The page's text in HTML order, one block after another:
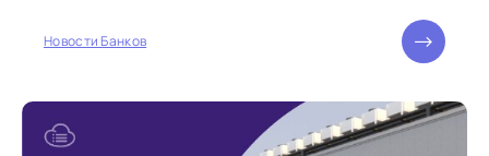
очередной транш...
Новости Банков